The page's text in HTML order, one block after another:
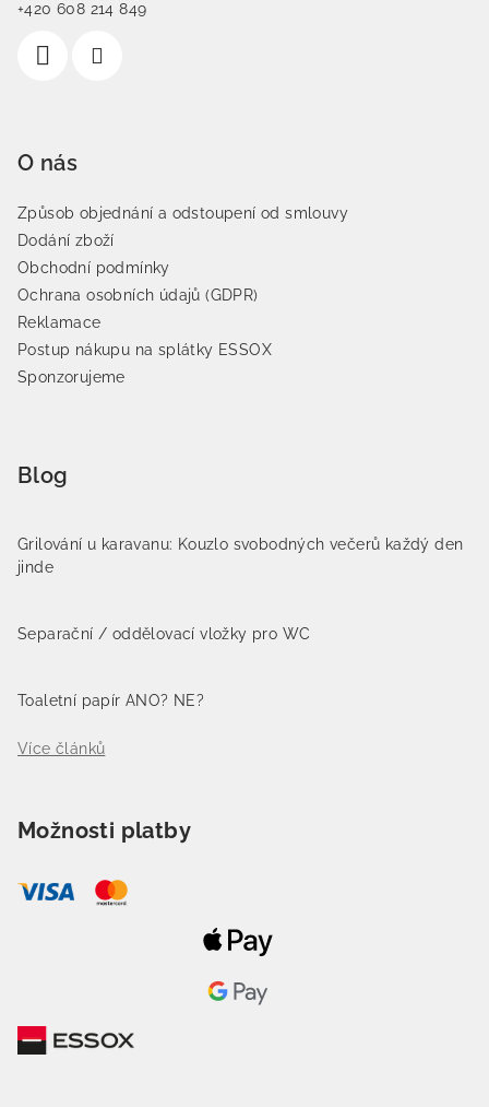
+420 608 214 849
O nás
Způsob objednání a odstoupení od smlouvy
Dodání zboží
Obchodní podmínky
Ochrana osobních údajů (GDPR)
Reklamace
Postup nákupu na splátky ESSOX
Sponzorujeme
Blog
Grilování u karavanu: Kouzlo svobodných večerů každý den
jinde
Separační / oddělovací vložky pro WC
Toaletní papír ANO? NE?
Více článků
Možnosti platby